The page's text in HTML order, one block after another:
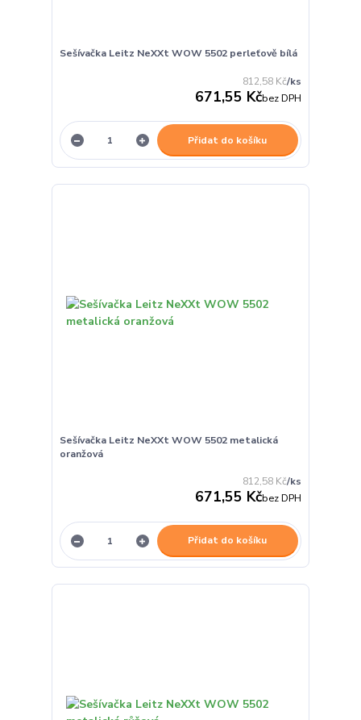
Sešívačka Leitz NeXXt WOW 5502 perleťově bílá
812,58 Kč/ks
671,55 Kčbez DPH
Přidat do košíku
Sešívačka Leitz NeXXt WOW 5502 metalická
oranžová
812,58 Kč/ks
671,55 Kčbez DPH
Přidat do košíku